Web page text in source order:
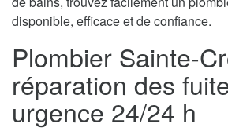
disponible, efficace et de confiance.
Plombier Sainte-
réparation des
urgence 24/24 h